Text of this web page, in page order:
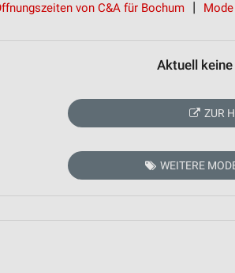
von C&A für Bochum
Aktuell
ZUR
WEITERE